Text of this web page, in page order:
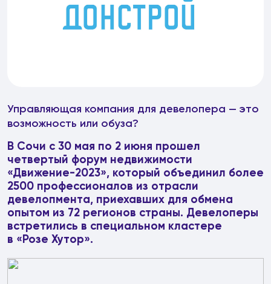
Управляющая компания для девелопера — это
возможность или обуза?
В Сочи с 30 мая по 2 июня прошел
четвертый форум недвижимости
«Движение-2023», который объединил более
2500 профессионалов из отрасли
девелопмента, приехавших для обмена
опытом из 72 регионов страны. Девелоперы
встретились в специальном кластере
в «Розе Хутор».